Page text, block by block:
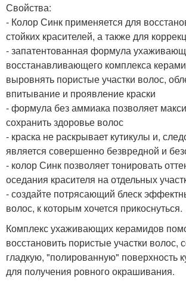
Свойства:
- Колор Синк применяется для
стойких красителей, а также для
- запатентованная формула
восстанавливающего комплекса
выровнять пористые участки волос,
впитывание и проявление краски
- формула без аммиака позволяет
сохранить здоровье волос
- краска не раскрывает кутикулы и,
является совершенно безвредной и
- колор Синк позволяет тонировать
оседания красителя на отдельных
- создайте потрясающий блеск
волос, к которым хочется прикоснуться.
Комплекс ухаживающих керамидов
восстановить пористые участки волос,
гладкую, "полированную" поверхность
для получения ровного окрашивания.